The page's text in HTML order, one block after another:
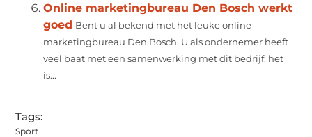
Online marketingbureau Den Bosch werkt
goed Bent u al bekend met het leuke online
marketingbureau Den Bosch. U als ondernemer heeft
veel baat met een samenwerking met dit bedrijf. het
is...
Tags:
Sport